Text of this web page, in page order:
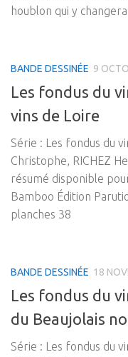
houblon qui y
BANDE DESSINÉE 9
Les fondus du
vins de Loire
Série : Les fondus du
Christophe, RICHEZ
résumé disponible
Bamboo Édition
planches 38
BANDE DESSINÉE 18
Les fondus du
du Beaujolais
Série : Les fondus du